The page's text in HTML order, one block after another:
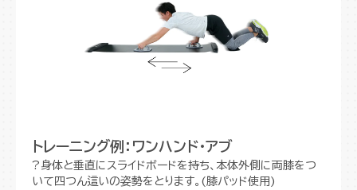
トレーニング例：ワンハンド・アブ
?身体と垂直にスライドボードを持ち、本体外側に両膝をつ
いて四つん這いの姿勢をとります。(膝パッド使用)